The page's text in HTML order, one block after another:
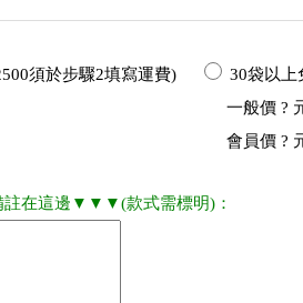
須於步驟2填寫運費)
30袋以上
一般價 ?
會員價 ?
註在這邊▼▼▼(款式需標明)：